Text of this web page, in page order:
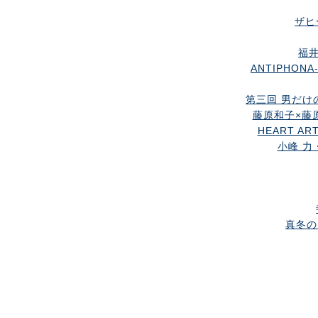
ザヒ
福
第三回 男だけ
藤原和子×藤
HEART
小峰 力
真冬